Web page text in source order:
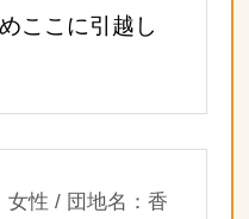
ここに引越し
性 / 団地名：香